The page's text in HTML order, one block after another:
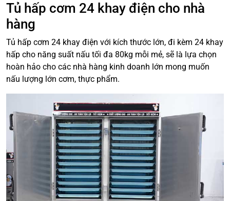
Tủ hấp cơm 24 khay điện cho nhà
hàng
Tủ hấp cơm 24 khay điện với kích thước lớn, đi kèm 24 khay
hấp cho năng suất nấu tối đa 80kg mỗi mẻ, sẽ là lựa chọn
hoàn hảo cho các nhà hàng kinh doanh lớn mong muốn
nấu lượng lớn cơm, thực phẩm.